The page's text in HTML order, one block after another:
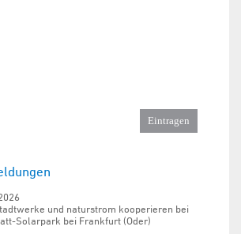
und naturstrom kooperieren bei
Solarpark bei Frankfurt (Oder)